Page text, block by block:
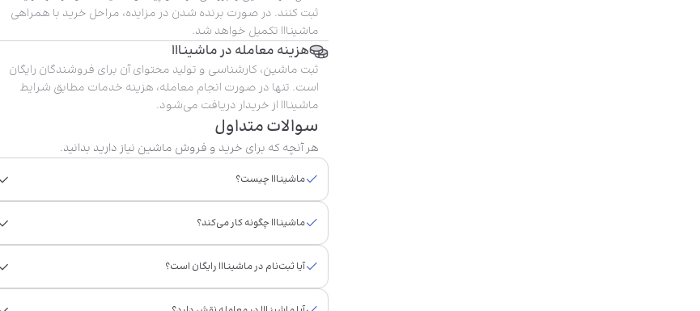
ثبت کنند. در صورت برنده شدن در مزایده، مراحل خرید با همراهی
ماشینااا تکمیل خواهد شد.
هزینه معامله در ماشینااا
ثبت ماشین، کارشناسی و تولید محتوای آن برای فروشندگان رایگان
است. تنها در صورت انجام معامله، هزینه خدمات مطابق شرایط
ماشینااا از خریدار دریافت می‌شود.
سوالات متداول
هر آنچه که برای خرید و فروش ماشین نیاز دارید بدانید.
ماشینااا چیست؟
ماشینااا چگونه کار می‌کند؟
آیا ثبت‌نام در ماشینااا رایگان است؟